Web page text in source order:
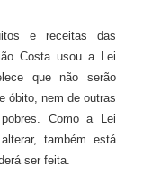
e receitas das
Costa usou a Lei
que não serão
óbito, nem de outras
Como a Lei
também está
ser feita.